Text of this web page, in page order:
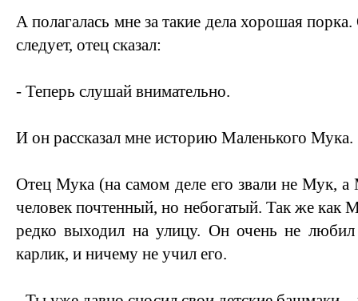
А полагалась мне за такие дела хорошая
следует, отец сказал:
- Теперь слушай внимательно.
И он рассказал мне историю Маленького Мука.
Отец Мука (на самом деле его звали не Мук,
человек почтенный, но небогатый. Так же как
редко выходил на улицу. Он очень не
карлик, и ничему не учил его.